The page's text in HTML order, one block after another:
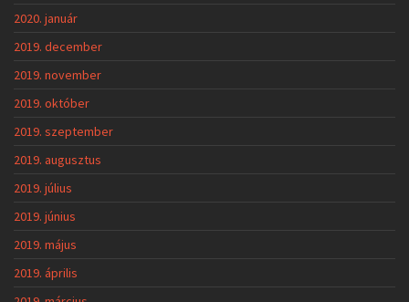
2020. január
2019. december
2019. november
2019. október
2019. szeptember
2019. augusztus
2019. július
2019. június
2019. május
2019. április